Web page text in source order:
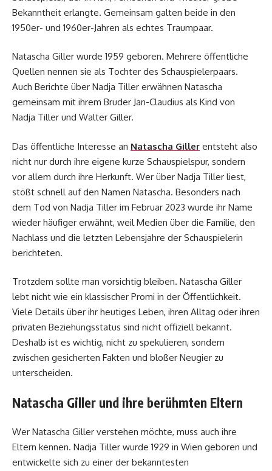
Bekanntheit erlangte. Gemeinsam galten beide in den
1950er- und 1960er-Jahren als echtes Traumpaar.
Natascha Giller wurde 1959 geboren. Mehrere öffentliche
Quellen nennen sie als Tochter des Schauspielerpaars.
Auch Berichte über Nadja Tiller erwähnen Natascha
gemeinsam mit ihrem Bruder Jan-Claudius als Kind von
Nadja Tiller und Walter Giller.
Das öffentliche Interesse an Natascha Giller entsteht also
nicht nur durch ihre eigene kurze Schauspielspur, sondern
vor allem durch ihre Herkunft. Wer über Nadja Tiller liest,
stößt schnell auf den Namen Natascha. Besonders nach
dem Tod von Nadja Tiller im Februar 2023 wurde ihr Name
wieder häufiger erwähnt, weil Medien über die Familie, den
Nachlass und die letzten Lebensjahre der Schauspielerin
berichteten.
Trotzdem sollte man vorsichtig bleiben. Natascha Giller
lebt nicht wie ein klassischer Promi in der Öffentlichkeit.
Viele Details über ihr heutiges Leben, ihren Alltag oder ihren
privaten Beziehungsstatus sind nicht offiziell bekannt.
Deshalb ist es wichtig, nicht zu spekulieren, sondern
zwischen gesicherten Fakten und bloßer Neugier zu
unterscheiden.
Natascha Giller und ihre berühmten Eltern
Wer Natascha Giller verstehen möchte, muss auch ihre
Eltern kennen. Nadja Tiller wurde 1929 in Wien geboren und
entwickelte sich zu einer der bekanntesten